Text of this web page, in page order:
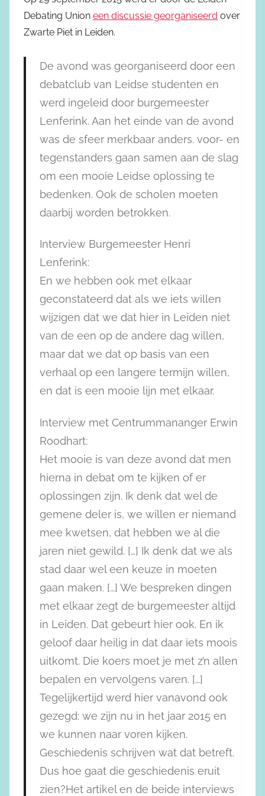
Debating Union een discussie georganiseerd over
Zwarte Piet in Leiden.
De avond was georganiseerd door een
debatclub van Leidse studenten en
werd ingeleid door burgemeester
Lenferink. Aan het einde van de avond
was de sfeer merkbaar anders. voor- en
tegenstanders gaan samen aan de slag
om een mooie Leidse oplossing te
bedenken. Ook de scholen moeten
daarbij worden betrokken.
Interview Burgemeester Henri
Lenferink:
En we hebben ook met elkaar
geconstateerd dat als we iets willen
wijzigen dat we dat hier in Leiden niet
van de een op de andere dag willen,
maar dat we dat op basis van een
verhaal op een langere termijn willen,
en dat is een mooie lijn met elkaar.
Interview met Centrummananger Erwin
Roodhart:
Het mooie is van deze avond dat men
hierna in debat om te kijken of er
oplossingen zijn. Ik denk dat wel de
gemene deler is, we willen er niemand
mee kwetsen, dat hebben we al die
jaren niet gewild. […] Ik denk dat we als
stad daar wel een keuze in moeten
gaan maken. […] We bespreken dingen
met elkaar zegt de burgemeester altijd
in Leiden. Dat gebeurt hier ook. En ik
geloof daar heilig in dat daar iets moois
uitkomt. Die koers moet je met z’n allen
bepalen en vervolgens varen. […]
Tegelijkertijd werd hier vanavond ook
gezegd: we zijn nu in het jaar 2015 en
we kunnen naar voren kijken.
Geschiedenis schrijven wat dat betreft.
Dus hoe gaat die geschiedenis eruit
zien?Het artikel en de beide interviews